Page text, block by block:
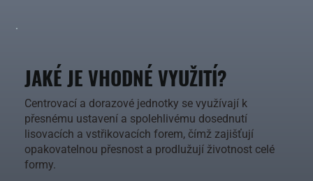
JAKÉ JE VHODNÉ VYUŽITÍ?
Centrovací a dorazové jednotky se využívají k
přesnému ustavení a spolehlivému dosednutí
lisovacích a vstřikovacích forem, čímž zajišťují
opakovatelnou přesnost a prodlužují životnost celé
formy.